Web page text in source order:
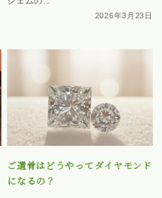
2026年3月23日
ご遺骨はどうやってダイヤモンド
になるの？